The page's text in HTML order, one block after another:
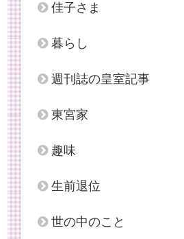
佳子さま
暮らし
週刊誌の皇室記事
東宮家
趣味
生前退位
世の中のこと